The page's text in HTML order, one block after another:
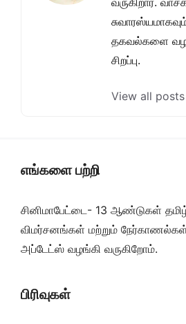
தகவல்களை
சிறப்பு.
View all
எங்களை பற்றி
சினிமாபேட்டை- 13 ஆண்டுகள்
விமர்சனங்கள் மற்றும்
அப்டேட்ஸ் வழங்கி வருகிறோம்.
பிரிவுகள்